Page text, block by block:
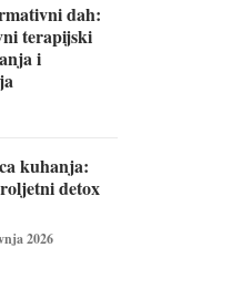
dah:
terapijski
i
kuhanja:
detox
2026